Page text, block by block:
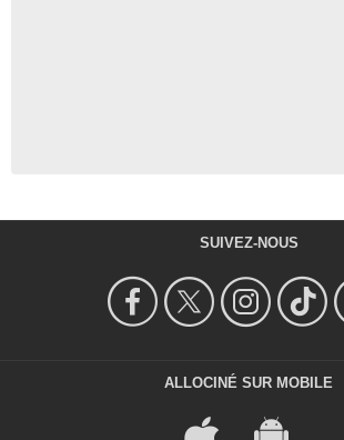
SUIVEZ-NOUS
ALLOCINÉ SUR MOBILE